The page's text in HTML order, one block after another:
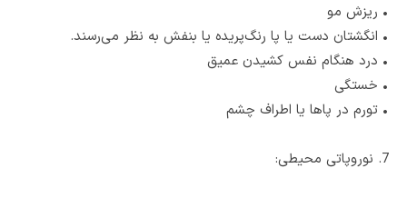
• ریزش مو
• انگشتان دست یا پا رنگ‌پریده یا بنفش به نظر می‌رسند.
• درد هنگام نفس کشیدن عمیق
• خستگی
• تورم در پاها یا اطراف چشم
7. نوروپاتی محیطی: